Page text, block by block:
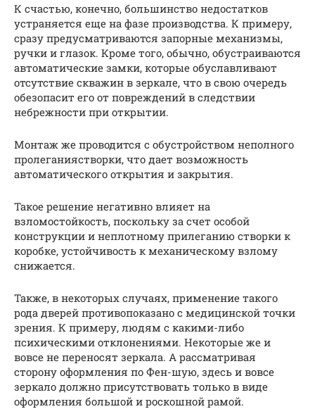
К счастью, конечно, большинство недостатков
устраняется еще на фазе производства. К примеру,
сразу предусматриваются запорные механизмы,
ручки и глазок. Кроме того, обычно, обустраиваются
автоматические замки, которые обуславливают
отсутствие скважин в зеркале, что в свою очередь
обезопасит его от повреждений в следствии
небрежности при открытии.
Монтаж же проводится с обустройством неполного
пролеганиястворки, что дает возможность
автоматического открытия и закрытия.
Такое решение негативно влияет на
взломостойкость, поскольку за счет особой
конструкции и неплотному прилеганию створки к
коробке, устойчивость к механическому взлому
снижается.
Также, в некоторых случаях, применение такого
рода дверей противопоказано с медицинской точки
зрения. К примеру, людям с какими-либо
психическими отклонениями. Некоторые же и
вовсе не переносят зеркала. А рассматривая
сторону оформления по Фен-шую, здесь и вовсе
зеркало должно присутствовать только в виде
оформления большой и роскошной рамой.